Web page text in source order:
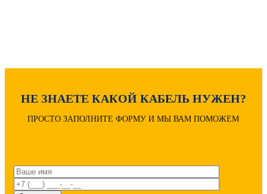
НЕ ЗНАЕТЕ КАКОЙ КАБЕЛЬ НУЖЕН?
ПРОСТО ЗАПОЛНИТЕ ФОРМУ И МЫ ВАМ ПОМОЖЕМ